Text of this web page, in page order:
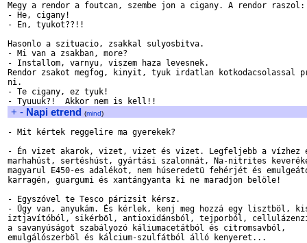
Megy a rendor a foutcan, szembe jon a cigany. A rendor raszol:
- He, cigany!
- En, tyukot??!!
Hasonlo a szituacio, zsakkal sulyosbitva.
- Mi van a zsakban, more?
- Installom, varnyu, viszem haza levesnek.
Rendor zsakot megfog, kinyit, tyuk irdatlan kotkodacsolassal
ni.
- Te cigany, ez tyuk!
+ - Napi etrend (mind)
- Mit kértek reggelire ma gyerekek?
- Én vizet akarok, vizet, vizet és vizet. Legfeljebb a vízhez
marhahúst, sertéshúst, gyártási szalonnát, Na-nitrites
magyarul E450-es adalékot, nem húseredetü fehérjét és
karragén, guargumi és xantángyanta ki ne maradjon belöle!
- Egyszóvel te Tesco párizsit kérsz.
- Úgy van, anyukám. És kérlek, kenj meg hozzá egy lisztböl,
iztjavítóból, sikérböl, antioxidánsból, tejporból,
a savanyúságot szabályozó káliumacetátból és citromsavból,
emulgálószerböl és kálcium-szulfátból álló kenyeret...